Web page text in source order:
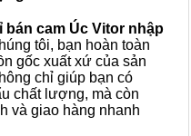
bán cam Úc Vitor nhập
tôi, bạn hoàn toàn
gốc xuất xứ của sản
chỉ giúp bạn có
chất lượng, mà còn
và giao hàng nhanh